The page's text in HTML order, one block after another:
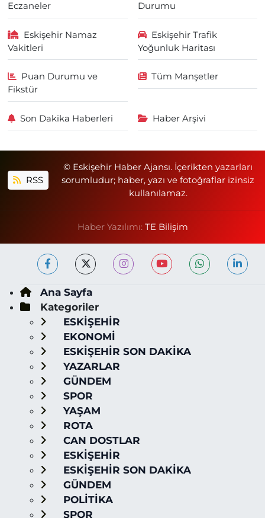
Eczaneler
Durumu
Eskişehir Namaz
Vakitleri
Eskişehir Trafik
Yoğunluk Haritası
Puan Durumu ve
Fikstür
Tüm Manşetler
Son Dakika Haberleri Haber Arşivi
RSS
© Eskişehir Haber Ajansı. İçerikten yazarları
sorumludur; haber, yazı ve fotoğraflar izinsiz
kullanılamaz.
Haber Yazılımı: TE Bilişim
Ana Sayfa
Kategoriler
ESKİŞEHİR
EKONOMİ
ESKİŞEHİR SON DAKİKA
YAZARLAR
GÜNDEM
SPOR
YAŞAM
ROTA
CAN DOSTLAR
ESKİŞEHİR
ESKİŞEHİR SON DAKİKA
GÜNDEM
POLİTİKA
SPOR